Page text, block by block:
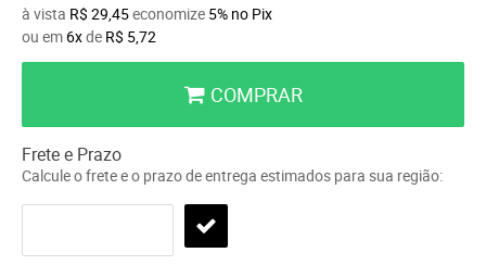
à vista R$ 29,45economize 5% no Pix
ou em 6xde R$ 5,72
COMPRAR
Frete e Prazo
Calcule o frete e o prazo de entrega estimados para sua região: